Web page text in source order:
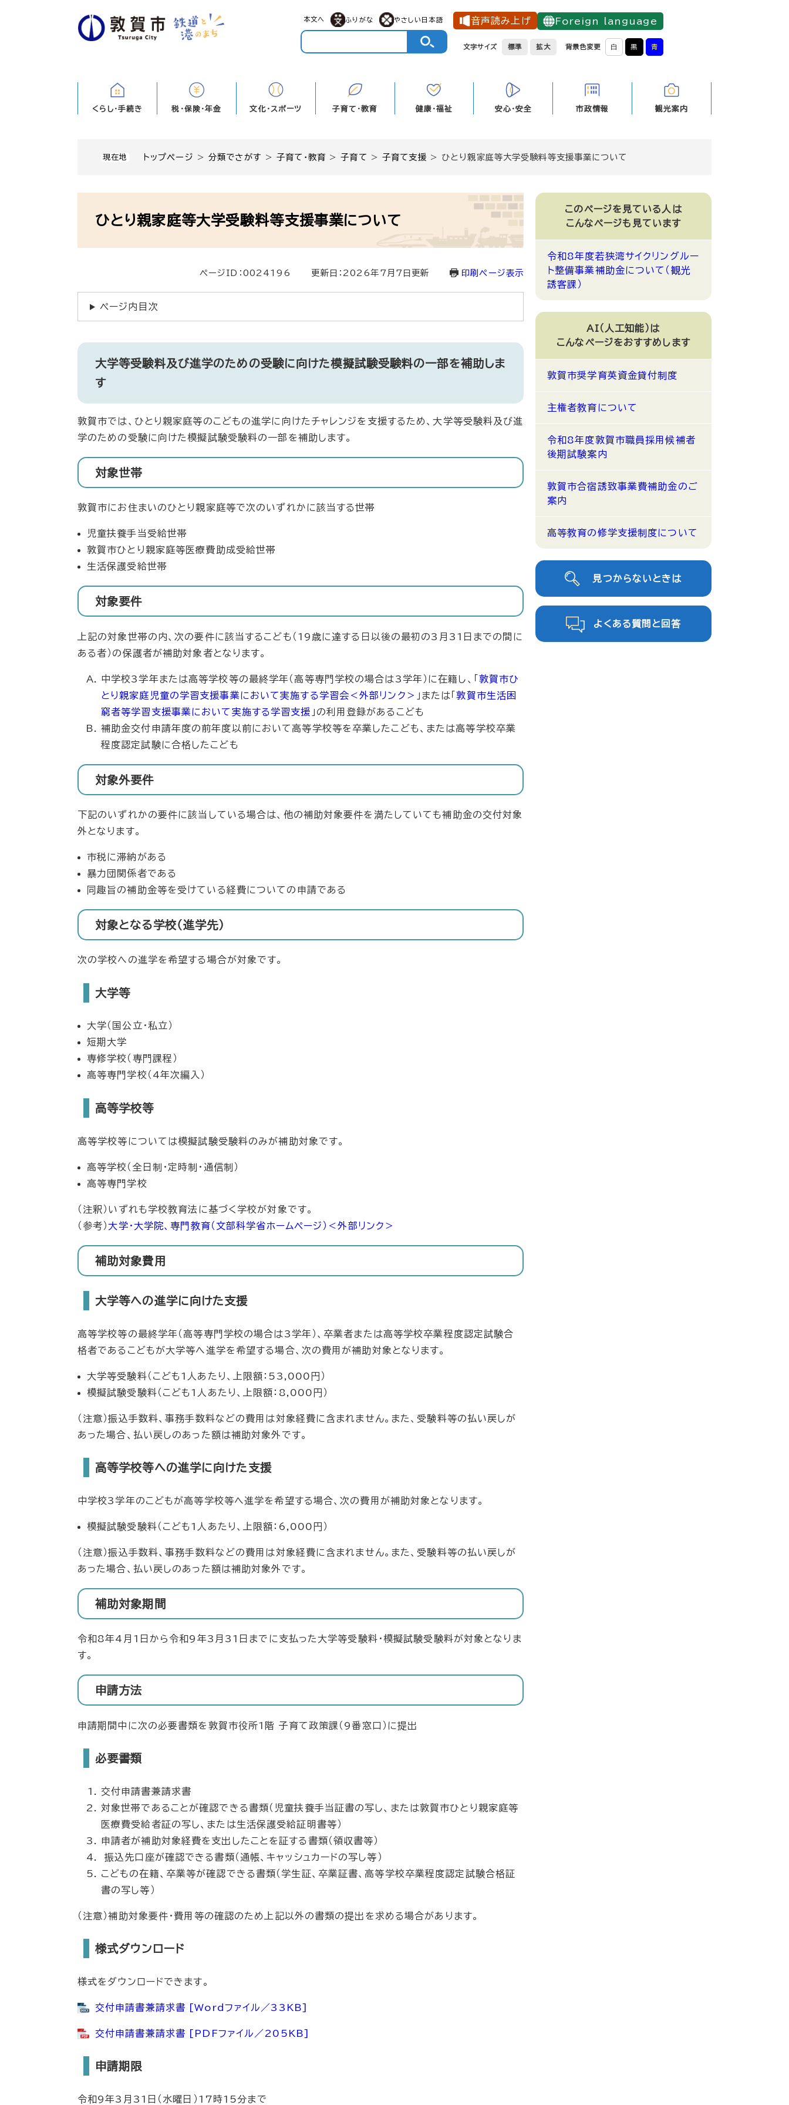
本文へ ふりがな やさしい日本語 音声読み上げ Foreign language
文字サイズ 標準 拡大 背景色変更 白 黒 青
くらし・手続き 税・保険・年金 文化・スポーツ 子育て・教育 健康・福祉 安心・安全 市政情報 観光案内
現在地 トップページ >分類でさがす >子育て・教育 >子育て >子育て支援 > ひとり親家庭等大学受験料等支援事業について
ひとり親家庭等大学受験料等支援事業について
ページID：0024196 更新日：2026年7月7日更新 印刷ページ表示
ページ内目次
大学等受験料及び進学のための受験に向けた模擬試験受験料の一部を補助しま
す
敦賀市では、ひとり親家庭等のこどもの進学に向けたチャレンジを支援するため、大学等受験料及び進
学のための受験に向けた模擬試験受験料の一部を補助します。
対象世帯
敦賀市にお住まいのひとり親家庭等で次のいずれかに該当する世帯
児童扶養手当受給世帯
敦賀市ひとり親家庭等医療費助成受給世帯
生活保護受給世帯
対象要件
上記の対象世帯の内、次の要件に該当するこども（19歳に達する日以後の最初の3月31日までの間に
ある者）の保護者が補助対象者となります。
中学校3学年または高等学校等の最終学年（高等専門学校の場合は3学年）に在籍し、「 敦賀市ひ
とり親家庭児童の学習支援事業において実施する学習会＜外部リンク＞ 」または「敦賀市生活困
窮者等学習支援事業において実施する学習支援 」の利用登録があるこども
補助金交付申請年度の前年度以前において高等学校等を卒業したこども、または高等学校卒業
程度認定試験に合格したこども
対象外要件
下記のいずれかの要件に該当している場合は、他の補助対象要件を満たしていても補助金の交付対象
外となります。
市税に滞納がある
暴力団関係者である
同趣旨の補助金等を受けている経費についての申請である
対象となる学校（進学先）
次の学校への進学を希望する場合が対象です。
大学等
大学（国公立・私立）
短期大学
専修学校（専門課程）
高等専門学校（4年次編入）
高等学校等
高等学校等については模擬試験受験料のみが補助対象です。
高等学校（全日制・定時制・通信制）
高等専門学校
（注釈）いずれも学校教育法に基づく学校が対象です。
（参考）大学・大学院、専門教育​（文部科学省ホームページ） ＜外部リンク＞
補助対象費用
大学等への進学に向けた支援
高等学校等の最終学年（高等専門学校の場合は3学年）、卒業者または高等学校卒業程度認定試験合
格者であるこどもが大学等へ進学を希望する場合、次の費用が補助対象となります。
大学等受験料（こども1人あたり、上限額：53,000円）
模擬試験受験料（こども1人あたり、上限額：8,000円）
（注意）振込手数料、事務手数料などの費用は対象経費に含まれません。また、受験料等の払い戻しが
あった場合、払い戻しのあった額は補助対象外です。
高等学校等への進学に向けた支援
中学校3学年のこどもが高等学校等へ進学を希望する場合、次の費用が補助対象となります。
模擬試験受験料（こども1人あたり、上限額：6,000円）
（注意）振込手数料、事務手数料などの費用は対象経費に含まれません。また、受験料等の払い戻しが
あった場合、払い戻しのあった額は補助対象外です。
補助対象期間
​令和8年4月1日から令和9年3月31日までに支払った大学等受験料・模擬試験受験料が対象となりま
す。
申請方法
申請期間中に次の必要書類を敦賀市役所1階 子育て政策課（9番窓口）に提出
必要書類
交付申請書兼請求書
対象世帯であることが確認できる書類（児童扶養手当証書の写し、または敦賀市ひとり親家庭等
医療費受給者証の写し、または生活保護受給証明書等）
申請者が補助対象経費を支出したことを証する書類（領収書等）
振込先口座が確認できる書類（通帳、キャッシュカードの写し等）
こどもの在籍、卒業等が確認できる書類（学生証、卒業証書、高等学校卒業程度認定試験合格証
書の写し等）
（注意）補助対象要件・費用等の確認のため上記以外の書類の提出を求める場合があります。
様式ダウンロード
様式をダウンロードできます。
交付申請書兼請求書 [Wordファイル／33KB]
交付申請書兼請求書 [PDFファイル／205KB]
申請期限
令和9年3月31日（水曜日）17時15分まで
このページを見ている人は
こんなページも見ています
令和8年度若狭湾サイクリングルー
ト整備事業補助金について（観光
誘客課）
AI（人工知能）は
こんなページをおすすめします
敦賀市奨学育英資金貸付制度
主権者教育について
令和8年度敦賀市職員採用候補者
後期試験案内
敦賀市合宿誘致事業費補助金のご
案内
高等教育の修学支援制度について
見つからないときは
よくある質問と回答